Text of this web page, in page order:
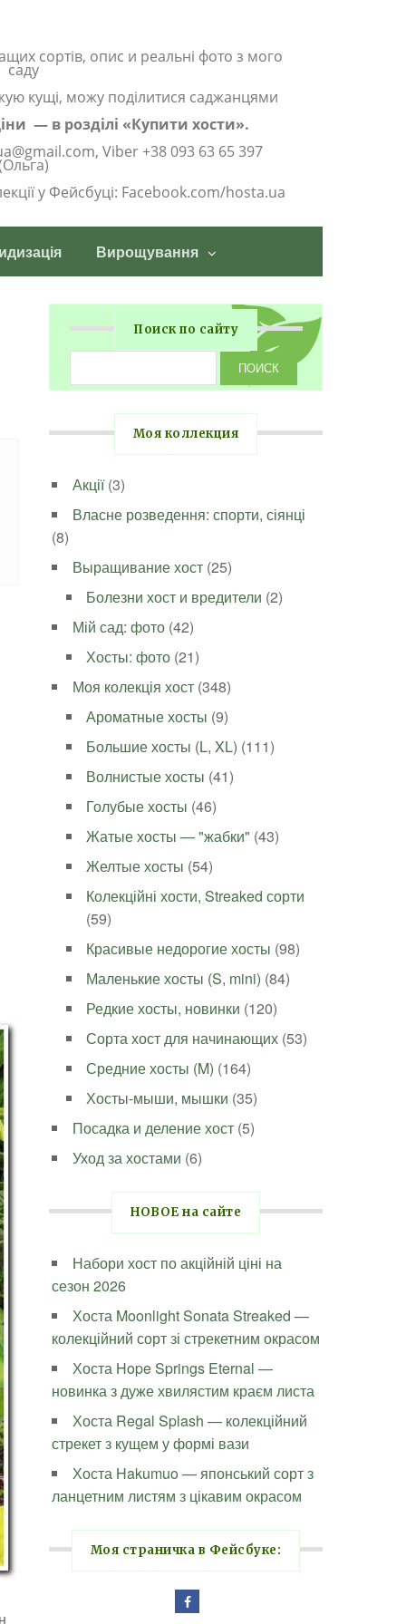
сортів, опис и реальні фото з мого
саду
кущі, можу поділитися саджанцями
— в розділі «Купити хости».
Viber +38 093 63 65 397
у Фейсбуці: Facebook.com/hosta.ua
Вирощування
Поиск по сайту
Моя коллекция
Акції(3)
Власне розведення: спорти, сіянці
(8)
Выращивание хост (25)
Болезни хост и вредители (2)
Мій сад: фото (42)
Хосты: фото (21)
Моя колекція хост (348)
Ароматные хосты (9)
Большие хосты (L, XL) (111)
Волнистые хосты (41)
Голубые хосты (46)
Жатые хосты — "жабки" (43)
Желтые хосты (54)
Колекційні хости, Streaked сорти
(59)
Красивые недорогие хосты (98)
Маленькие хосты (S, mini) (84)
Редкие хосты, новинки (120)
Сорта хост для начинающих (53)
Средние хосты (M) (164)
Хосты-мыши, мышки (35)
Посадка и деление хост (5)
Уход за хостами (6)
НОВОЕ на сайте
Набори хост по акційній ціні на
сезон 2026
Хоста Moonlight Sonata Streaked —
колекційний сорт зі стрекетним окрасом
Хоста Hope Springs Eternal —
новинка з дуже хвилястим краєм листа
Хоста Regal Splash — колекційний
стрекет з кущем у формі вази
Хоста Hakumuo — японський сорт з
ланцетним листям з цікавим окрасом
Моя страничка в Фейсбуке: